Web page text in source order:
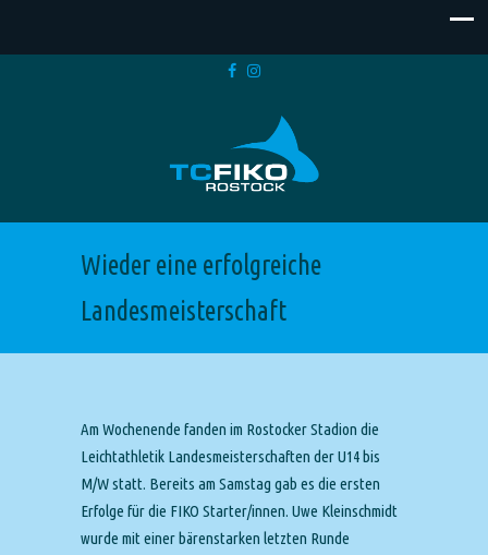
Wieder eine erfolgreiche
Landesmeisterschaft
Am Wochenende fanden im Rostocker Stadion die
Leichtathletik Landesmeisterschaften der U14 bis
M/W statt. Bereits am Samstag gab es die ersten
Erfolge für die FIKO Starter/innen. Uwe Kleinschmidt
wurde mit einer bärenstarken letzten Runde